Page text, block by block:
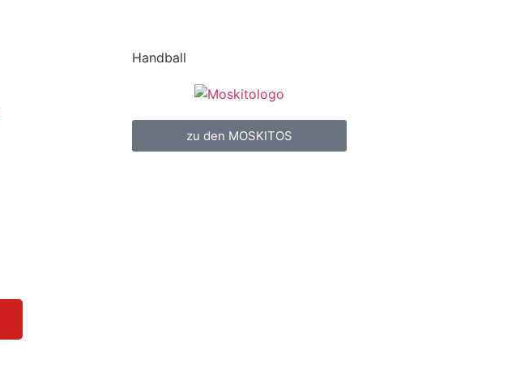
Handball
zu den MOSKITOS